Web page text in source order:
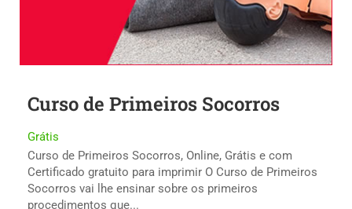
Curso de Primeiros Socorros
Grátis
Curso de Primeiros Socorros, Online, Grátis e com
Certificado gratuito para imprimir O Curso de Primeiros
Socorros vai lhe ensinar sobre os primeiros
procedimentos que...